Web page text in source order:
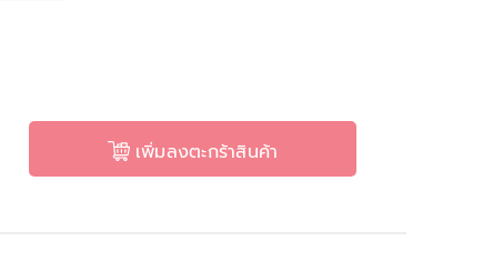
เพิ่มลงตะกร้าสินค้า